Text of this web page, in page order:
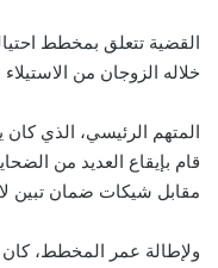
القضية تتعلق بمخطط
خلاله الزوجان من الاستيلاء على
المتهم الرئيسي، الذي
قام بإيقاع العديد من
مقابل شيكات ضمان تبين
ولإطالة عمر المخطط،